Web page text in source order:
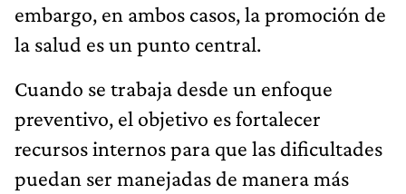
embargo, en ambos casos, la promoción de
la salud es un punto central.
Cuando se trabaja desde un enfoque
preventivo, el objetivo es fortalecer
recursos internos para que las dificultades
puedan ser manejadas de manera más